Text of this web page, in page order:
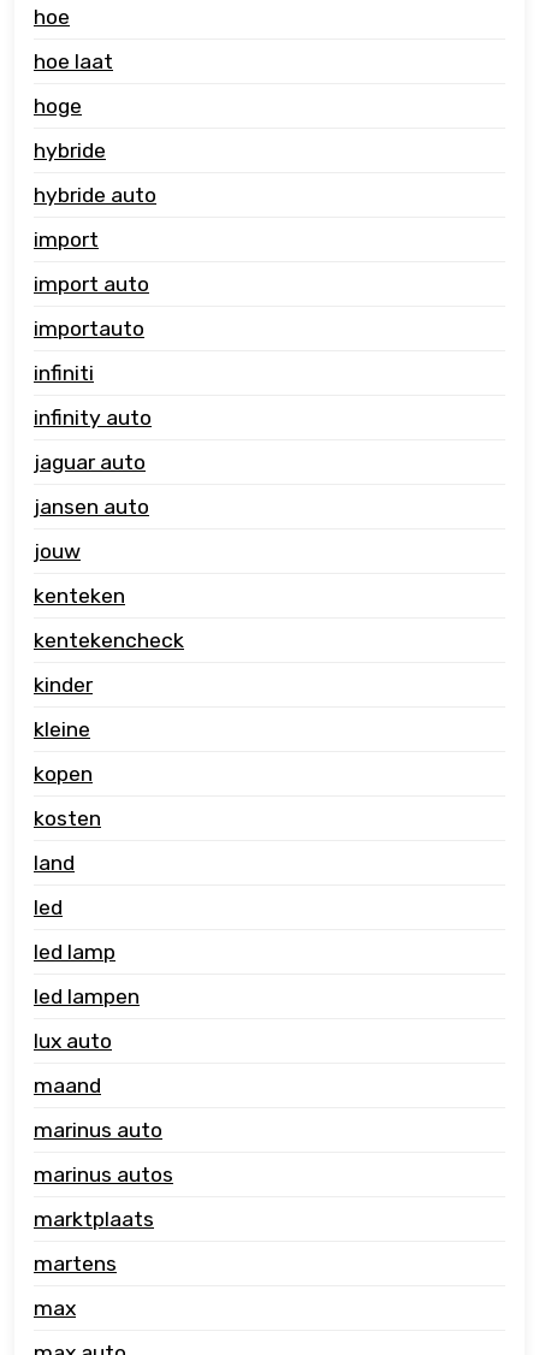
hoe
hoe laat
hoge
hybride
hybride auto
import
import auto
importauto
infiniti
infinity auto
jaguar auto
jansen auto
jouw
kenteken
kentekencheck
kinder
kleine
kopen
kosten
land
led
led lamp
led lampen
lux auto
maand
marinus auto
marinus autos
marktplaats
martens
max